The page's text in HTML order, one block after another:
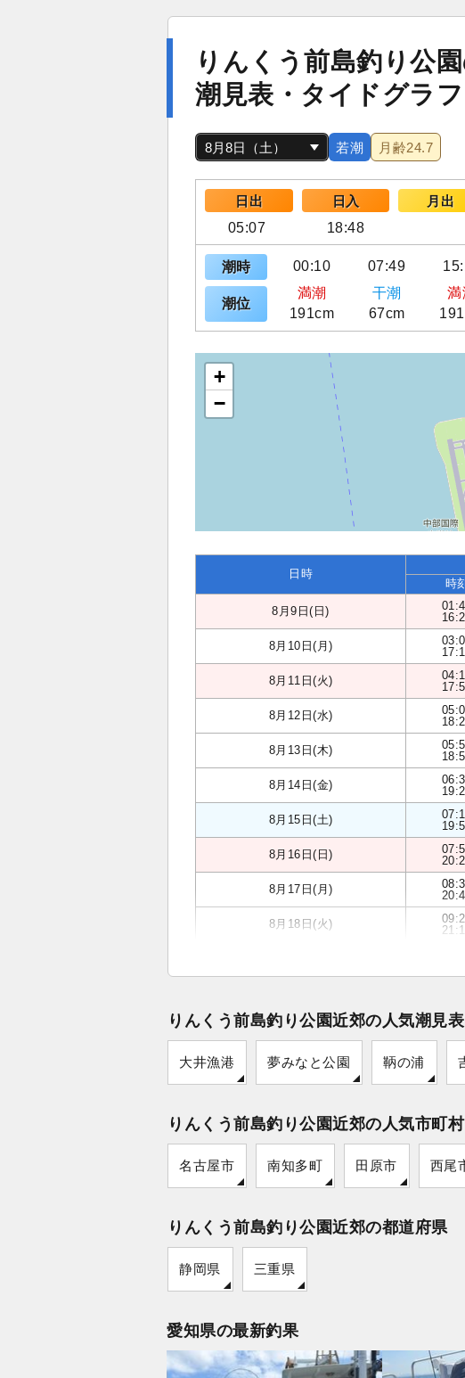
りんくう前島釣り公
潮見表・タイドグラフ
若潮 月齢24.7
日出 日入 月出
05:07
18:48
潮時 00:10 07:49
潮位
満潮 干潮 満
191cm
67cm
+
−
日時
時刻
8月9日(日)
8月10日(月)
8月11日(火)
8月12日(水)
8月13日(木)
8月14日(金)
8月15日(土)
8月16日(日)
8月17日(月)
8月18日(火)
りんくう前島釣り公園近郊の人気潮見
大井漁港 夢みなと公園 鞆の浦
りんくう前島釣り公園近郊の人気市町村
名古屋市 南知多町 田原市 西尾
りんくう前島釣り公園近郊の都道府県
静岡県 三重県
愛知県の最新釣果